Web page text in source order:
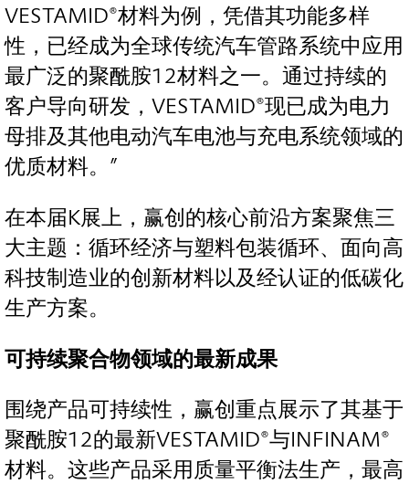
VESTAMID®材料为例，凭借其功能多样
性，已经成为全球传统汽车管路系统中应用
最广泛的聚酰胺12材料之一。通过持续的
客户导向研发，VESTAMID®现已成为电力
母排及其他电动汽车电池与充电系统领域的
优质材料。”
在本届K展上，赢创的核心前沿方案聚焦三
大主题：循环经济与塑料包装循环、面向高
科技制造业的创新材料以及经认证的低碳化
生产方案。
可持续聚合物领域的最新成果
围绕产品可持续性，赢创重点展示了其基于
聚酰胺12的最新VESTAMID®与INFINAM®
材料。这些产品采用质量平衡法生产，最高